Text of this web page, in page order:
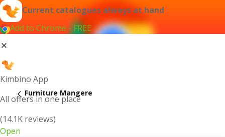
Current catalogues always at hand
Add to Chrome - FREE
Kimbino App
All offers in one place
(14.1K reviews)
Open
Furniture Mangere